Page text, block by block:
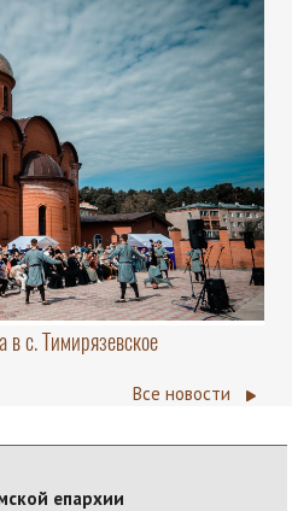
с. Тимирязевское
Все новости
епархии